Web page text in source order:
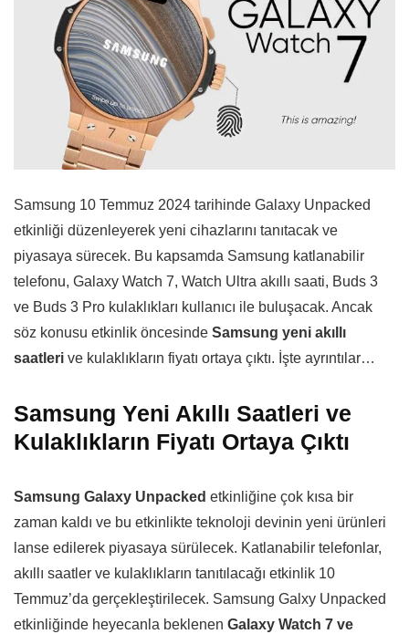
Samsung 10 Temmuz 2024 tarihinde Galaxy Unpacked
etkinliği düzenleyerek yeni cihazlarını tanıtacak ve
piyasaya sürecek. Bu kapsamda Samsung katlanabilir
telefonu, Galaxy Watch 7, Watch Ultra akıllı saati, Buds 3
ve Buds 3 Pro kulaklıkları kullanıcı ile buluşacak. Ancak
söz konusu etkinlik öncesinde Samsung yeni akıllı
saatleri ve kulaklıkların fiyatı ortaya çıktı. İşte ayrıntılar…
Samsung Yeni Akıllı Saatleri ve
Kulaklıkların Fiyatı Ortaya Çıktı
Samsung Galaxy Unpacked etkinliğine çok kısa bir
zaman kaldı ve bu etkinlikte teknoloji devinin yeni ürünleri
lanse edilerek piyasaya sürülecek. Katlanabilir telefonlar,
akıllı saatler ve kulaklıkların tanıtılacağı etkinlik 10
Temmuz’da gerçekleştirilecek. Samsung Galxy Unpacked
etkinliğinde heyecanla beklenen Galaxy Watch 7 ve